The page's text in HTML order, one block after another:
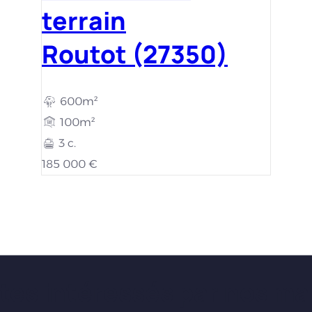
terrain
Routot (27350)
600m²
100m²
3 c.
185 000 €